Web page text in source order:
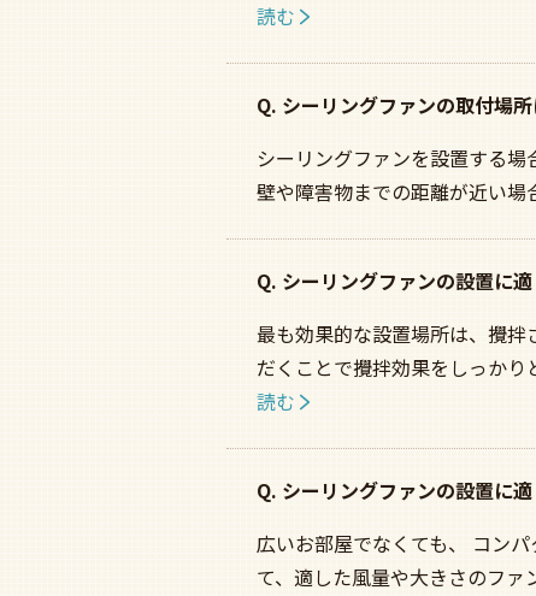
読む
Q. シーリングファンの取付場
シーリングファンを設置する
壁や障害物までの距離が近い
Q. シーリングファンの設置に
最も効果的な設置場所は、攪
だくことで攪拌効果をしっか
読む
Q. シーリングファンの設置に
広いお部屋でなくても、 コン
て、適した風量や大きさのフ